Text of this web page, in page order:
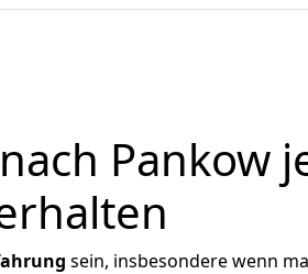
Pankow
sein, insbesondere wenn